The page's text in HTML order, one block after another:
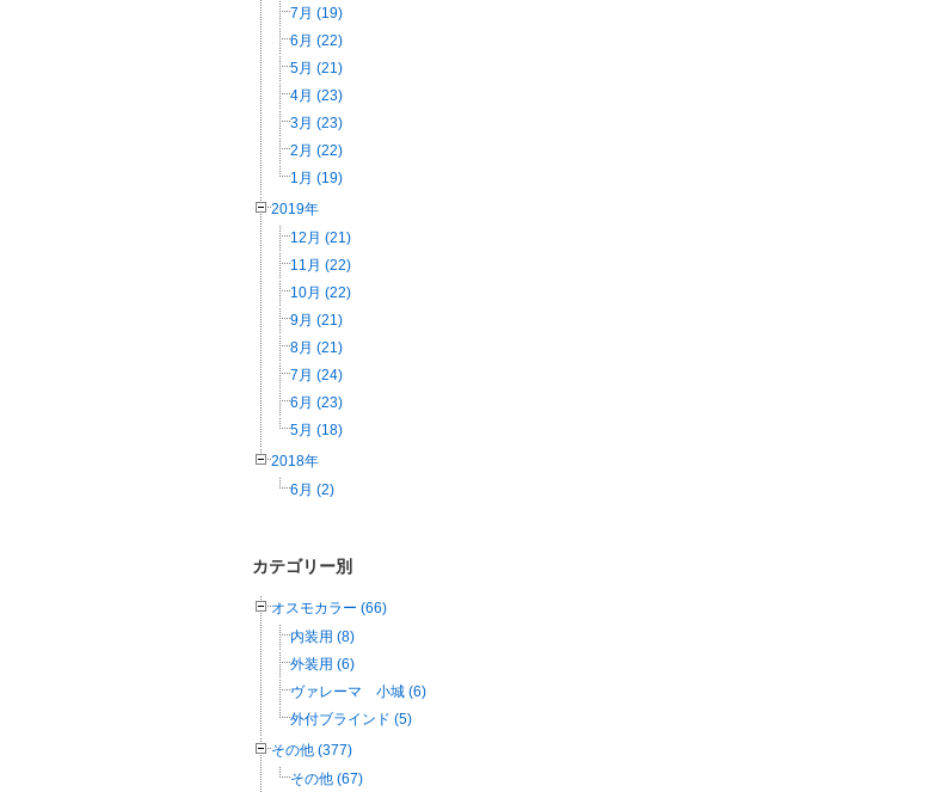
7月 (19)
6月 (22)
5月 (21)
4月 (23)
3月 (23)
2月 (22)
1月 (19)
2019年
12月 (21)
11月 (22)
10月 (22)
9月 (21)
8月 (21)
7月 (24)
6月 (23)
5月 (18)
2018年
6月 (2)
カテゴリー別
オスモカラー (66)
内装用 (8)
外装用 (6)
ヴァレーマ 小城 (6)
外付ブラインド (5)
その他 (377)
その他 (67)